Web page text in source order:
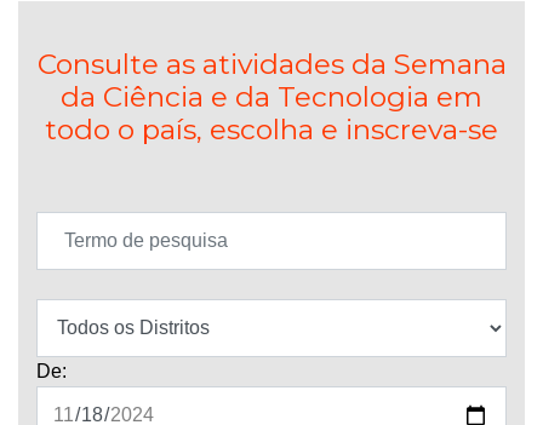
Consulte as atividades da Semana
da Ciência e da Tecnologia em
todo o país, escolha e inscreva-se
De: